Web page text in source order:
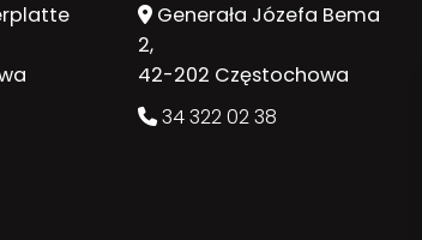
Generała Józefa Bema
2,
42-202 Częstochowa
34 322 02 38